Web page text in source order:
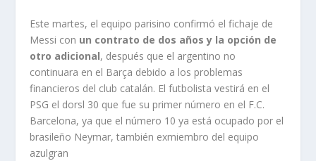
Este martes, el equipo parisino confirmó el fichaje de
Messi con un contrato de dos años y la opción de
otro adicional, después que el argentino no
continuara en el Barça debido a los problemas
financieros del club catalán. El futbolista vestirá en el
PSG el dorsl 30 que fue su primer número en el F.C.
Barcelona, ya que el número 10 ya está ocupado por el
brasileño Neymar, también exmiembro del equipo
azulgran